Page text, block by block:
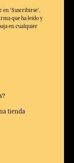
en 'Suscribirse',
que ha leído y
en cualquier
tienda